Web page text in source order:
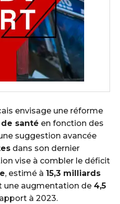
envisage une réforme
santé en fonction des
suggestion avancée
dans son dernier
vise à combler le déficit
, estimé à 15,3 milliards
une augmentation de 4,5
à 2023.